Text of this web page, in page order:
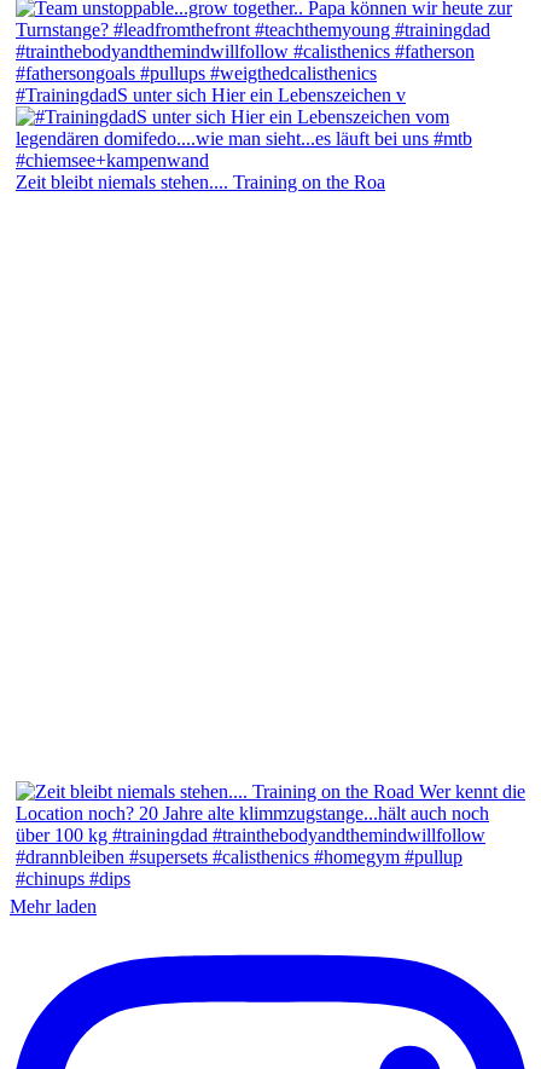
#TrainingdadS unter sich Hier ein Lebenszeichen v
Zeit bleibt niemals stehen.... Training on the Roa
Mehr laden